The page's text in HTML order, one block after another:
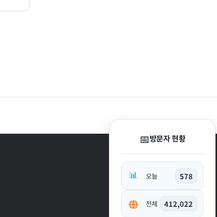
📅방문자 현황
📊 오늘 578
전체 412,022